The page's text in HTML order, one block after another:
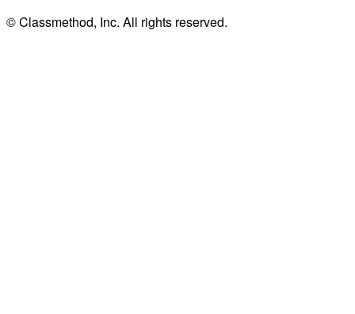
© Classmethod, Inc. All rights reserved.